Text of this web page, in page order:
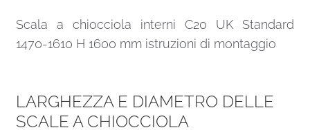
Scala a chiocciola interni C20 UK Standard
1470-1610 H 1600 mm istruzioni di montaggio
LARGHEZZA E DIAMETRO DELLE
SCALE A CHIOCCIOLA